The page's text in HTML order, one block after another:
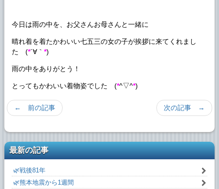
今日は雨の中を、お父さんお母さんと一緒に
晴れ着を着たかわいい七五三の女の子が挨拶に来てくれまし
た (*´∀｀ *)
雨の中をありがとう！
とってもかわいい着物姿でした (*^▽^*)
次の記事 →
← 前の記事
最新の記事
🌿戦後81年
🌿熊本地震から1週間